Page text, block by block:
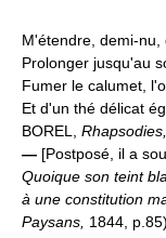
M'étendre, demi-
Prolonger jusqu'au
Fumer le calumet,
Et d'un thé délicat
BOREL, Rhapsodies,
— [Postposé, il a
Quoique son teint
à une constitution
Paysans, 1844,